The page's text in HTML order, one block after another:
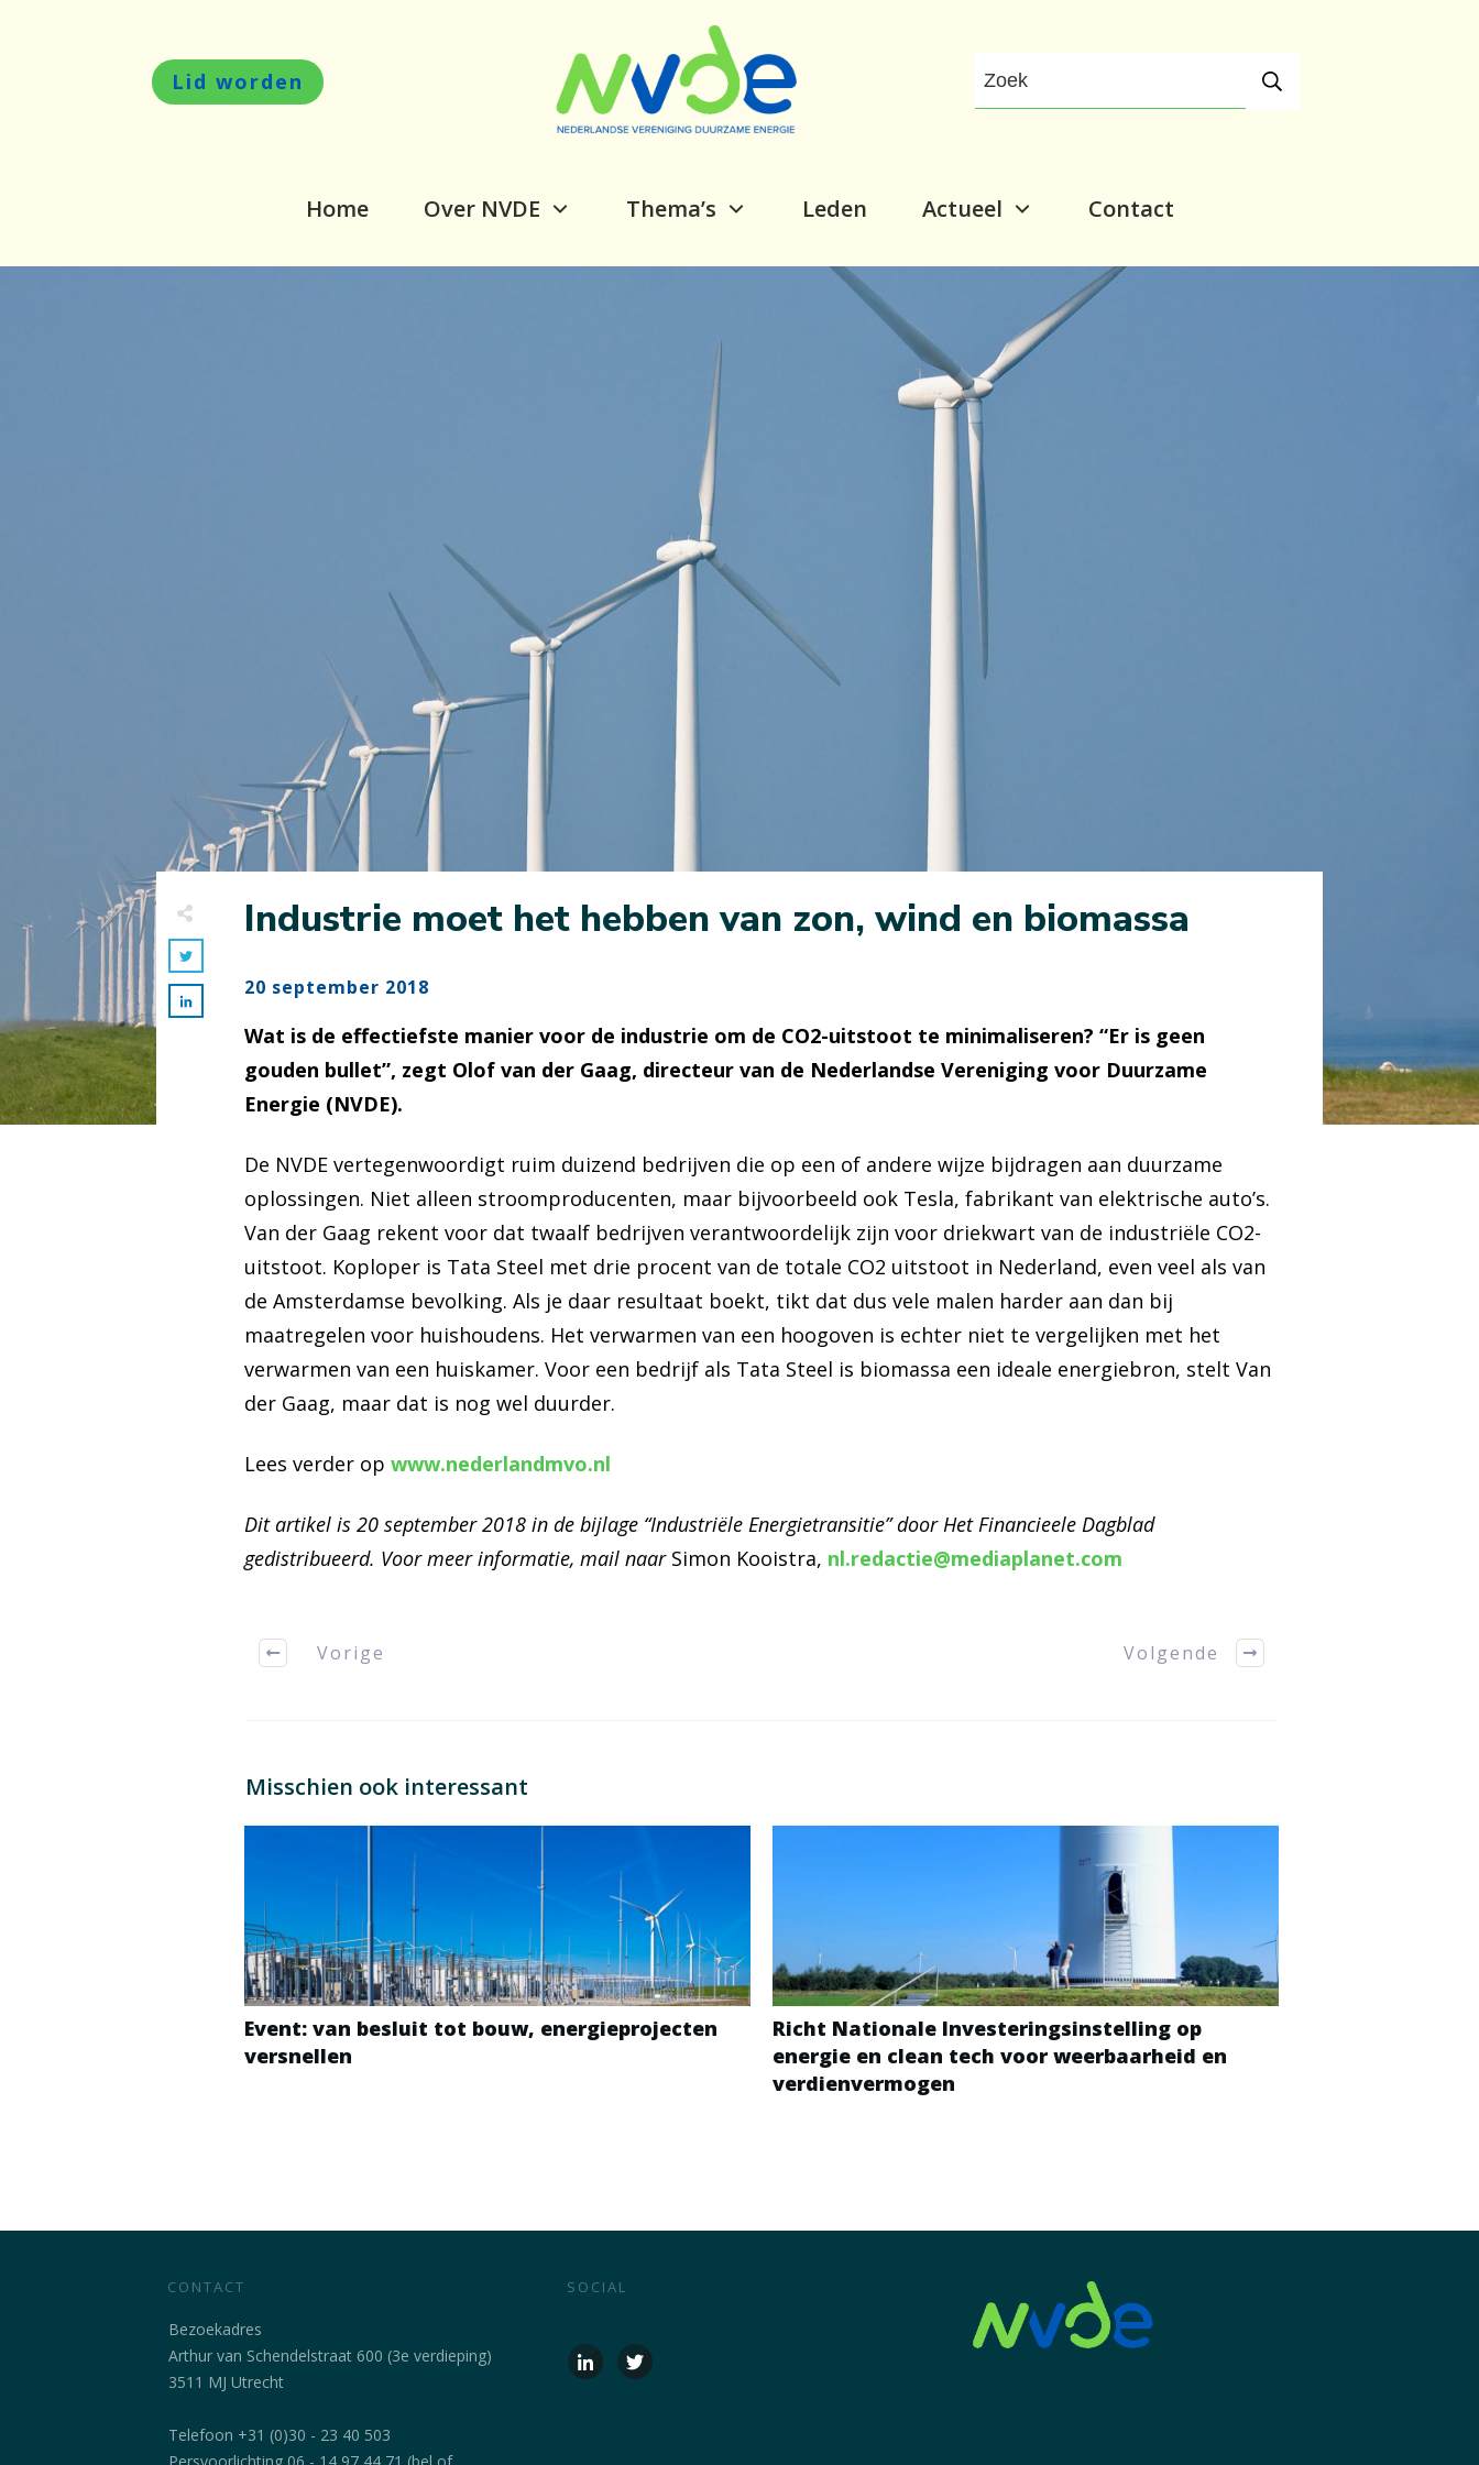
Lid worden
Home Over NVDE Thema’s Leden Actueel Contact
Industrie moet het hebben van zon, wind en biomassa
20 september 2018
Wat is de effectiefste manier voor de industrie om de CO2-uitstoot te minimaliseren? “Er is geen
gouden bullet”, zegt Olof van der Gaag, directeur van de Nederlandse Vereniging voor Duurzame
Energie (NVDE).
De NVDE vertegenwoordigt ruim duizend bedrijven die op een of andere wijze bijdragen aan duurzame
oplossingen. Niet alleen stroomproducenten, maar bijvoorbeeld ook Tesla, fabrikant van elektrische auto’s.
Van der Gaag rekent voor dat twaalf bedrijven verantwoordelijk zijn voor driekwart van de industriële CO2-
uitstoot. Koploper is Tata Steel met drie procent van de totale CO2 uitstoot in Nederland, even veel als van
de Amsterdamse bevolking. Als je daar resultaat boekt, tikt dat dus vele malen harder aan dan bij
maatregelen voor huishoudens. Het verwarmen van een hoogoven is echter niet te vergelijken met het
verwarmen van een huiskamer. Voor een bedrijf als Tata Steel is biomassa een ideale energiebron, stelt Van
der Gaag, maar dat is nog wel duurder.
Lees verder op www.nederlandmvo.nl
Dit artikel is 20 september 2018 in de bijlage “Industriële Energietransitie” door Het Financieele Dagblad
gedistribueerd. Voor meer informatie, mail naar Simon Kooistra, nl.redactie@mediaplanet.com
Vorige Volgende
Misschien ook interessant
Event: van besluit tot bouw, energieprojecten
versnellen
Richt Nationale Investeringsinstelling op
energie en clean tech voor weerbaarheid en
verdienvermogen
CONTACT
Bezoekadres
Arthur van Schendelstraat 600 (3e verdieping)
3511 MJ Utrecht
Telefoon +31 (0)30 - 23 40 503
SOCIAL